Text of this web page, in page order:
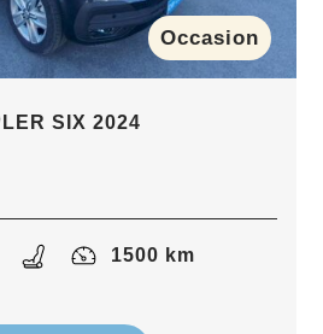
Occasion
SIX 2024
1500 km